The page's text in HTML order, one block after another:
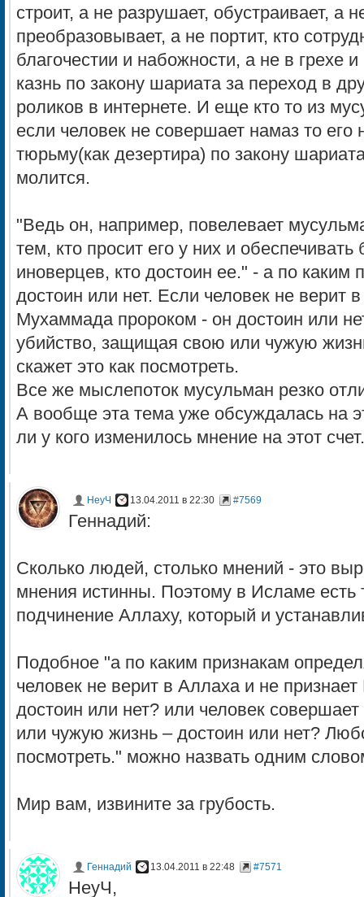
строит, а не разрушает, обустраивает, а
преобразовывает, а не портит, кто
благочестии и набожности, а не в грехе
казнь по закону шариата за переход в
роликов в интернете. И еще кто то из
если человек не совершает намаз то его
тюрьму(как дезертира) по закону
молится.
"Ведь он, например, повелевает
тем, кто просит его у них и обеспечивать
иноверцев, кто достоин ее." - а по каким
достоин или нет. Если человек не верит
Мухаммада пророком - он достоин или
убийство, защищая свою или чужую
скажет это как посмотреть.
Все же мыслепоток мусульман резко
А вообще эта тема уже обсуждалась на
ли у кого изменилось мнение на этот счет.
НеуЧ 13.04.2011 в 22:30 #7569
Геннадий:
Сколько людей, столько мнений - это
мнения истинны. Поэтому в Исламе есть
подчинение Аллаху, который и
Подобное "а по каким признакам
человек не верит в Аллаха и не
достоин или нет? или человек
или чужую жизнь – достоин или нет?
посмотреть." можно назвать одним
Мир вам, извините за грубость.
Геннадий 13.04.2011 в 22:48 #7571
НеуЧ,